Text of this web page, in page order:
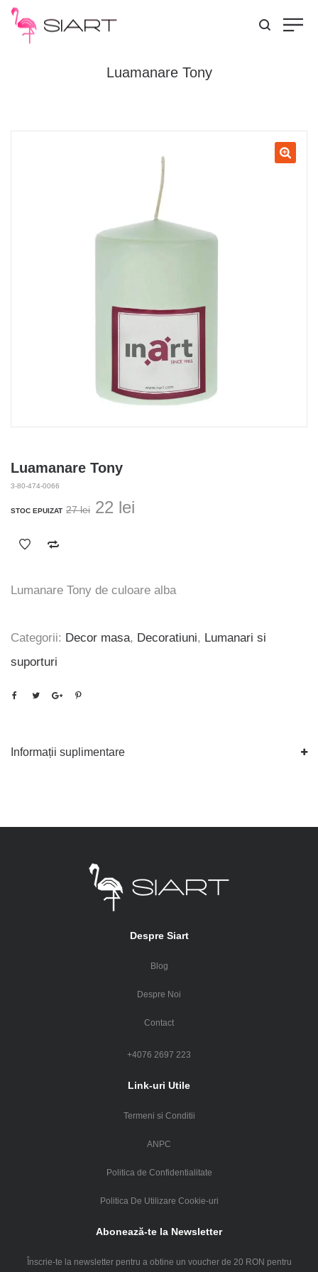
Luamanare Tony
Luamanare Tony
3-80-474-0066
STOC EPUIZAT 27lei Prețul
22 lei
Lumanare Tony de culoare alba
Categorii: Decor masa, Decoratiuni, Lumanari si
suporturi
Informații suplimentare
Despre Siart
Blog
Despre Noi
Contact
+4076 2697 223
Link-uri Utile
Termeni si Conditii
ANPC
Politica de Confidentialitate
Politica De Utilizare Cookie-uri
Abonează-te la Newsletter
Înscrie-te la newsletter pentru a obtine un voucher de 20 RON pentru